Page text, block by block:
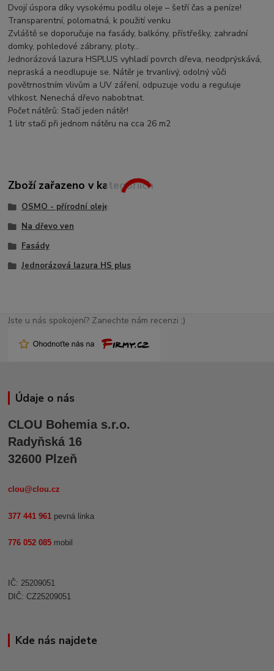
Dvojí úspora díky vysokému podílu oleje – šetří čas a peníze!
Transparentní, polomatná, k použití venku
Zvláště se doporučuje na fasády, balkóny, přístřešky, zahradní
domky, pohledové zábrany, ploty…
Jednorázová lazura HSPLUS vyhladí povrch dřeva, neodprýskává,
nepraská a neodlupuje se. Nátěr je trvanlivý, odolný vůči
povětrnostním vlivům a UV záření, odpuzuje vodu a reguluje
vlhkost. Nenechá dřevo nabobtnat.
Počet nátěrů: Stačí jeden nátěr!
1 litr stačí při jednom nátěru na cca 26 m2
Zboží zařazeno v kategoriích
OSMO - přírodní oleje
Na dřevo ven
Fasády
Jednorázová lazura HS plus
Jste u nás spokojení? Zanechte nám recenzi ;)
Údaje o nás
CLOU Bohemia s.r.o.
Radyňská 16
32600 Plzeň
clou@clou.cz
377 441 961 pevná linka
776 052 085 mobil
IČ: 25209051
DIČ: CZ25209051
Kde nás najdete